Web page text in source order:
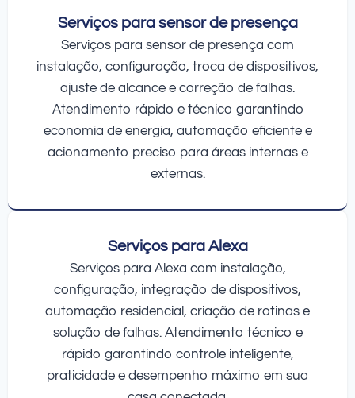
Serviços para sensor de presença
Serviços para sensor de presença com
instalação, configuração, troca de dispositivos,
ajuste de alcance e correção de falhas.
Atendimento rápido e técnico garantindo
economia de energia, automação eficiente e
acionamento preciso para áreas internas e
externas.
Serviços para Alexa
Serviços para Alexa com instalação,
configuração, integração de dispositivos,
automação residencial, criação de rotinas e
solução de falhas. Atendimento técnico e
rápido garantindo controle inteligente,
praticidade e desempenho máximo em sua